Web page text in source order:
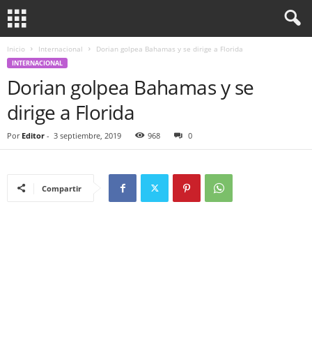
Inicio Internacional Dorian golpea Bahamas y se dirige a Florida
INTERNACIONAL
Dorian golpea Bahamas y se
dirige a Florida
Por Editor - 3 septiembre, 2019 968 0
Compartir